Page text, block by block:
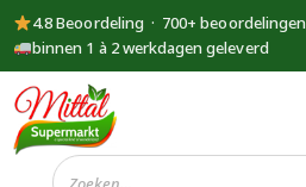
4.8 Beoordeling · 700+ beoordelingen
binnen 1 à 2 werkdagen geleverd
Supermarkt